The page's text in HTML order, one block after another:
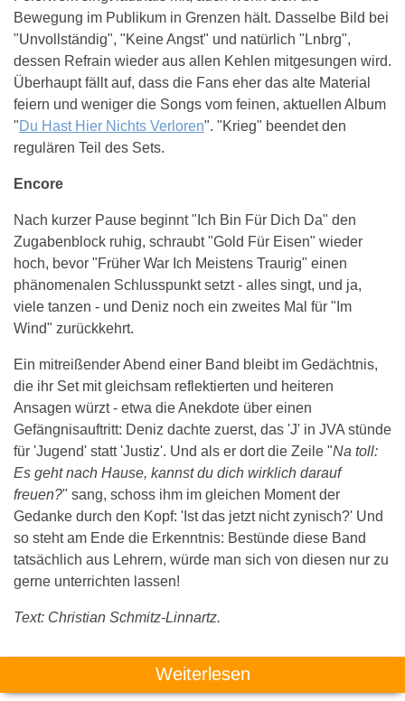
Bewegung im Publikum in Grenzen hält. Dasselbe Bild bei
"Unvollständig", "Keine Angst" und natürlich "Lnbrg",
dessen Refrain wieder aus allen Kehlen mitgesungen wird.
Überhaupt fällt auf, dass die Fans eher das alte Material
feiern und weniger die Songs vom feinen, aktuellen Album
"Du Hast Hier Nichts Verloren". "Krieg" beendet den
regulären Teil des Sets.
Encore
Nach kurzer Pause beginnt "Ich Bin Für Dich Da" den
Zugabenblock ruhig, schraubt "Gold Für Eisen" wieder
hoch, bevor "Früher War Ich Meistens Traurig" einen
phänomenalen Schlusspunkt setzt - alles singt, und ja,
viele tanzen - und Deniz noch ein zweites Mal für "Im
Wind" zurückkehrt.
Ein mitreißender Abend einer Band bleibt im Gedächtnis,
die ihr Set mit gleichsam reflektierten und heiteren
Ansagen würzt - etwa die Anekdote über einen
Gefängnisauftritt: Deniz dachte zuerst, das 'J' in JVA stünde
für 'Jugend' statt 'Justiz'. Und als er dort die Zeile "Na toll:
Es geht nach Hause, kannst du dich wirklich darauf
freuen?" sang, schoss ihm im gleichen Moment der
Gedanke durch den Kopf: 'Ist das jetzt nicht zynisch?' Und
so steht am Ende die Erkenntnis: Bestünde diese Band
tatsächlich aus Lehrern, würde man sich von diesen nur zu
gerne unterrichten lassen!
Text: Christian Schmitz-Linnartz.
Weiterlesen